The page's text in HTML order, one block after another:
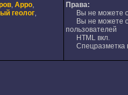
, Appo,
геолог,
Права:
Вы не можете
Вы не можете
пользователей
HTML вкл.
Спецразметка